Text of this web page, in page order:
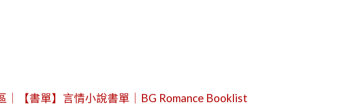
｜【書單】言情小說書單｜BG Romance Booklist